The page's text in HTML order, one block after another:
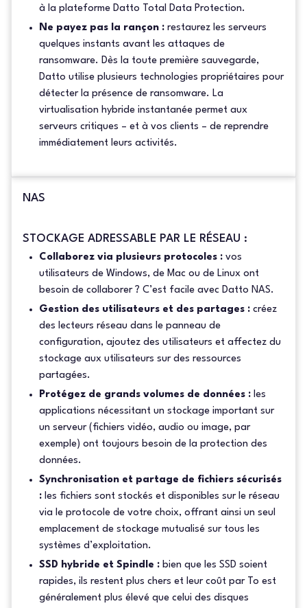
à la plateforme Datto Total Data Protection.
Ne payez pas la rançon : restaurez les serveurs
quelques instants avant les attaques de
ransomware. Dès la toute première sauvegarde,
Datto utilise plusieurs technologies propriétaires pour
détecter la présence de ransomware. La
virtualisation hybride instantanée permet aux
serveurs critiques – et à vos clients – de reprendre
immédiatement leurs activités.
NAS
STOCKAGE ADRESSABLE PAR LE RÉSEAU :
Collaborez via plusieurs protocoles : vos
utilisateurs de Windows, de Mac ou de Linux ont
besoin de collaborer ? C’est facile avec Datto NAS.
Gestion des utilisateurs et des partages : créez
des lecteurs réseau dans le panneau de
configuration, ajoutez des utilisateurs et affectez du
stockage aux utilisateurs sur des ressources
partagées.
Protégez de grands volumes de données : les
applications nécessitant un stockage important sur
un serveur (fichiers vidéo, audio ou image, par
exemple) ont toujours besoin de la protection des
données.
Synchronisation et partage de fichiers sécurisés
: les fichiers sont stockés et disponibles sur le réseau
via le protocole de votre choix, offrant ainsi un seul
emplacement de stockage mutualisé sur tous les
systèmes d’exploitation.
SSD hybride et Spindle : bien que les SSD soient
rapides, ils restent plus chers et leur coût par To est
généralement plus élevé que celui des disques